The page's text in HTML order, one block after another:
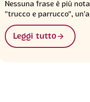
Nessuna frase è più
“trucco e parrucco”,
finalmente caratterizza
Leggi tutto󰁔